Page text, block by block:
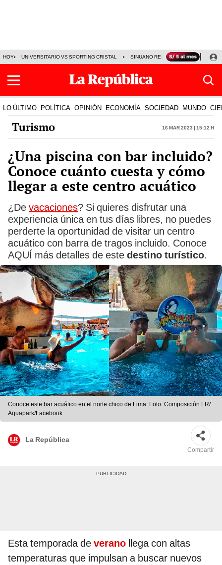
HOY UNIVERSITARIO VS SPORTING CRISTAL SINUANO RESULTADOS HOY
LO ÚLTIMO POLÍTICA OPINIÓN ECONOMÍA SOCIEDAD MUNDO
Turismo 16 Mar 2023 | 15:12 h
¿Una piscina con bar incluido?
Conoce cuánto cuesta y cómo
llegar a este centro acuático
¿De vacaciones? Si quieres disfrutar una
experiencia única en tus días libres, no puedes
perderte la oportunidad de visitar un centro
acuático con barra de tragos incluido. Conoce
AQUÍ más detalles de este destino turístico.
Conoce este bar acuático en el norte chico de Lima. Foto: Composición LR/
Aquapark/Facebook
La República
Compartir
Esta temporada de verano llega con altas
temperaturas que impulsan a buscar nuevos